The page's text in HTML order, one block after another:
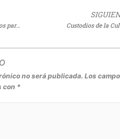
Innova Pastoral: Ecclesia, íconos para la Iglesia de hoy Custodios de la
no será publicada. Los
con *